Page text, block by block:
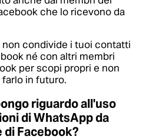
che lo ricevono da
condivide i tuoi contatti
né con altri membri
per scopi propri e non
in futuro.
riguardo all'uso
di WhatsApp da
di Facebook?